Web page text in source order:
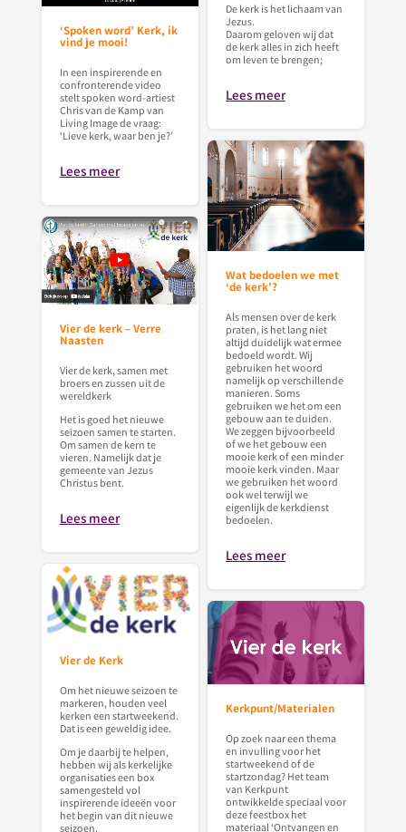
De kerk is het lichaam van
Jezus.
Daarom geloven wij dat
de kerk alles in zich heeft
om leven te brengen;
Lees meer
‘Spoken word’ Kerk, ik
vind je mooi!
In een inspirerende en
confronterende video
stelt spoken word-artiest
Chris van de Kamp van
Living Image de vraag:
‘Lieve kerk, waar ben je?’
Lees meer
Wat bedoelen we met
‘de kerk’?
Als mensen over de kerk
praten, is het lang niet
altijd duidelijk wat ermee
bedoeld wordt. Wij
gebruiken het woord
namelijk op verschillende
manieren. Soms
gebruiken we het om een
gebouw aan te duiden.
We zeggen bijvoorbeeld
of we het gebouw een
mooie kerk of een minder
mooie kerk vinden. Maar
we gebruiken het woord
ook wel terwijl we
eigenlijk de kerkdienst
bedoelen.
Lees meer
Vier de kerk – Verre
Naasten
Vier de kerk, samen met
broers en zussen uit de
wereldkerk
Het is goed het nieuwe
seizoen samen te starten.
Om samen de kern te
vieren. Namelijk dat je
gemeente van Jezus
Christus bent.
Lees meer
Vier de Kerk
Om het nieuwe seizoen te
markeren, houden veel
kerken een startweekend.
Dat is een geweldig idee.
Om je daarbij te helpen,
hebben wij als kerkelijke
organisaties een box
samengesteld vol
inspirerende ideeën voor
het begin van dit nieuwe
seizoen.
Kerkpunt/Materialen
Op zoek naar een thema
en invulling voor het
startweekend of de
startzondag? Het team
van Kerkpunt
ontwikkelde speciaal voor
deze feestbox het
materiaal ‘Ontvangen en